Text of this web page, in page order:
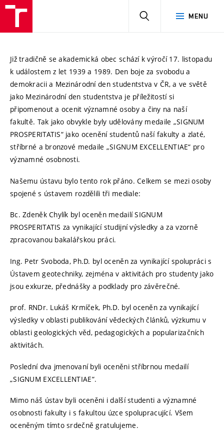
MENU
Již tradičně se akademická obec schází k výročí 17. listopadu
k událostem z let 1939 a 1989. Den boje za svobodu a
demokracii a Mezinárodní den studentstva v ČR, a ve světě
jako Mezinárodní den studentstva je příležitostí si
připomenout a ocenit významné osoby a činy na naší
fakultě. Tak jako obvykle byly udělovány medaile „SIGNUM
PROSPERITATIS“ jako ocenění studentů naší fakulty a zlaté,
stříbrné a bronzové medaile „SIGNUM EXCELLENTIAE“ pro
významné osobnosti.
Našemu ústavu bylo tento rok přáno. Celkem se mezi osoby
spojené s ústavem rozdělili tři mediale:
Bc. Zdeněk Chylík byl oceněn medailí SIGNUM
PROSPERITATIS za vynikající studijní výsledky a za vzorně
zpracovanou bakalářskou práci.
Ing. Petr Svoboda, Ph.D. byl oceněn za vynikající spolupráci s
Ústavem geotechniky, zejména v aktivitách pro studenty jako
jsou exkurze, přednášky a podklady pro závěrečné.
prof. RNDr. Lukáš Krmíček, Ph.D. byl oceněn za vynikající
výsledky v oblasti publikování vědeckých článků, výzkumu v
oblasti geologických věd, pedagogických a popularizačních
aktivitách.
Poslední dva jmenovaní byli oceněni stříbrnou medailí
„SIGNUM EXCELLENTIAE“.
Mimo náš ústav byli oceněni i další studenti a významné
osobnosti fakulty i s fakultou úzce spolupracující. Všem
oceněným tímto srdečně gratulujeme.